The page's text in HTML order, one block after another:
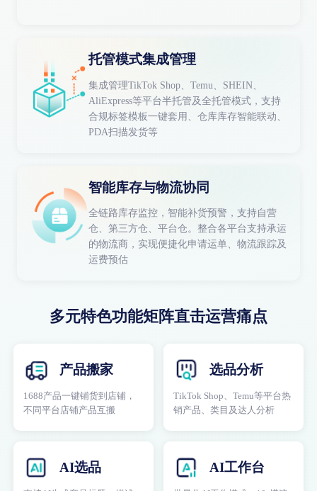
托管模式集成管理
集成管理TikTok Shop、Temu、SHEIN、
AliExpress等平台半托管及全托管模式，支持
合规标签模板一键套用、仓库库存智能联动、
PDA扫描发货等
智能库存与物流协同
全链路库存监控，智能补货预警，支持自营
仓、第三方仓、平台仓。整合各平台支持承运
的物流商，实现便捷化申请运单、物流跟踪及
运费预估
多元特色功能矩阵直击运营痛点
产品搬家
1688产品一键铺货到店铺，
不同平台店铺产品互搬
选品分析
TikTok Shop、Temu等平台热
销产品、类目及达人分析
AI选品 AI工作台